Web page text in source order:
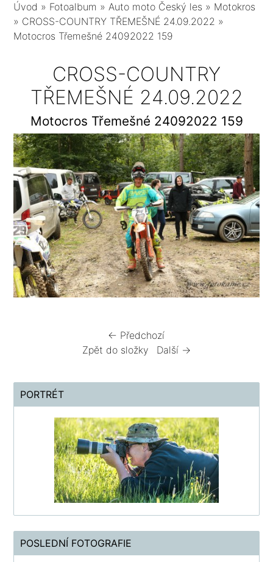
Úvod » Fotoalbum »Auto moto Český les » Motokros
» CROSS-COUNTRY TŘEMEŠNÉ 24.09.2022 »
Motocros Třemešné 24092022 159
CROSS-COUNTRY
TŘEMEŠNÉ 24.09.2022
Motocros Třemešné 24092022 159
← Předchozí
Zpět do složky
Další →
PORTRÉT
POSLEDNÍ FOTOGRAFIE